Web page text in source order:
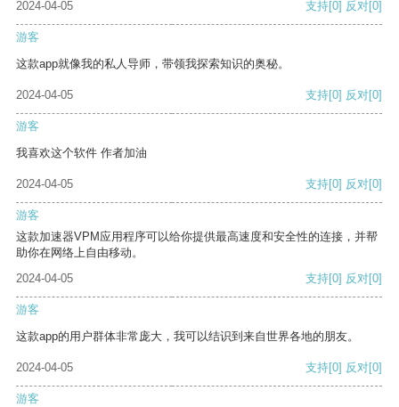
2024-04-05 支持[0] 反对[0]
游客
这款app就像我的私人导师，带领我探索知识的奥秘。
2024-04-05 支持[0] 反对[0]
游客
我喜欢这个软件 作者加油
2024-04-05 支持[0] 反对[0]
游客
这款加速器VPM应用程序可以给你提供最高速度和安全性的连接，并帮
助你在网络上自由移动。
2024-04-05
支持[0] 反对[0]
游客
这款app的用户群体非常庞大，我可以结识到来自世界各地的朋友。
2024-04-05 支持[0] 反对[0]
游客